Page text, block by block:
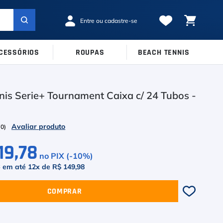
Ver Todos
Inni
Robin Soderling
Tretorn
38 39 40
ROUPAS BEACH TENNIS
Serie+ Tournament Caixa c/ 24 Tubos -
0)
no PIX (-10%)
em até 12x de R$ 149,98
COMPRAR